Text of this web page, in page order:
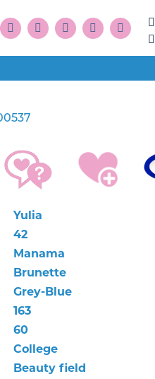
Yulia
42
Manama
Brunette
Grey-Blue
163
60
College
Beauty field